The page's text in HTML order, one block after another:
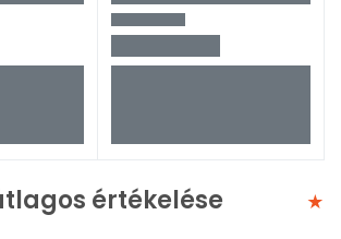
értékelése